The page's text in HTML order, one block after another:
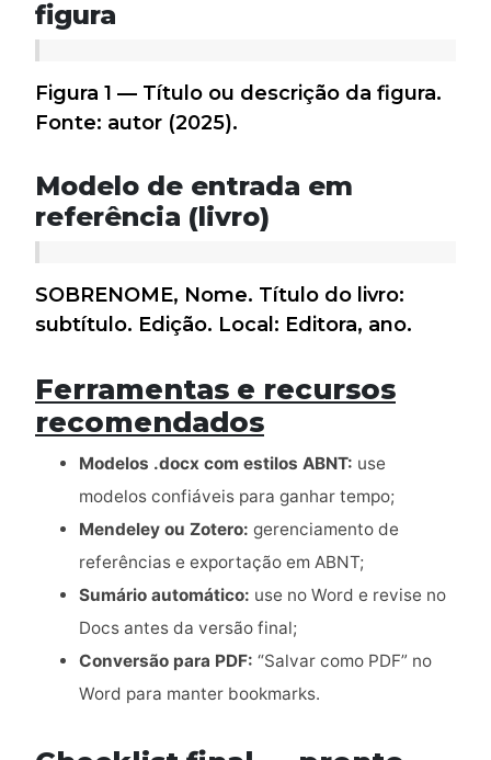
figura
Figura 1 — Título ou descrição da figura.
Fonte: autor (2025).
Modelo de entrada em
referência (livro)
SOBRENOME, Nome. Título do livro:
subtítulo. Edição. Local: Editora, ano.
Ferramentas e recursos
recomendados
Modelos .docx com estilos ABNT: use
modelos confiáveis para ganhar tempo;
Mendeley ou Zotero: gerenciamento de
referências e exportação em ABNT;
Sumário automático: use no Word e revise no
Docs antes da versão final;
Conversão para PDF: “Salvar como PDF” no
Word para manter bookmarks.